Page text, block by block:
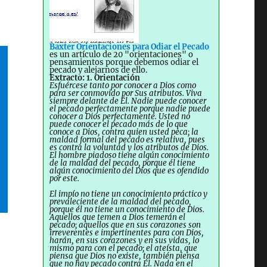
Baxter Orientaciones para Odiar el Pecado
es un artículo de 20 "orientaciones" o
pensamientos porque debemos odiar el
pecado y alejarnos de ello.
Extracto: 1. Orientación
Esfuércese tanto por conocer a Dios como
para ser conmovido por Sus atributos. Viva
siempre delante de Él. Nadie puede conocer
el pecado perfectamente porque nadie puede
conocer a Dios perfectamente. Usted no
puede conocer el pecado más de lo que
conoce a Dios, contra quien usted peca; la
maldad formal del pecado es relativa, pues
es contra la voluntad y los atributos de Dios.
El hombre piadoso tiene algún conocimiento
de la maldad del pecado, porque él tiene
algún conocimiento del Dios que es ofendido
por este.
El impío no tiene un conocimiento práctico y
prevaleciente de la maldad del pecado,
porque él no tiene un conocimiento de Dios.
Aquellos que temen a Dios temerán el
pecado; aquellos que en sus corazones son
irreverentes e impertinentes para con Dios,
harán, en sus corazones y en sus vidas, lo
mismo para con el pecado; el ateísta, que
piensa que Dios no existe, también piensa
que no hay pecado contra Él. Nada en el